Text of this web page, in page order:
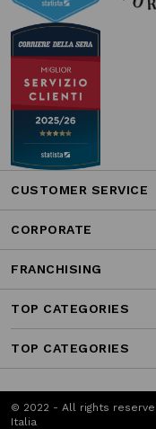
CUSTOMER SERVICE
CORPORATE
FRANCHISING
TOP CATEGORIES
TOP CATEGORIES
© 2022 - All rights
Italia